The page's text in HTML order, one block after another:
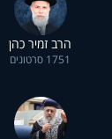
הרב זמיר כהן
1751 סרטונים